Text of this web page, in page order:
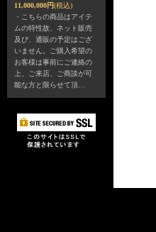
11,000,000円(税込)
・こちらの商品はアイテ
ムの特性故、ネット販売
及び、通販の予定はござ
いません。ご購入希望の
お客様は事前にご連絡の
上、ご来店、ご商談が可
能な方と限らせて頂…